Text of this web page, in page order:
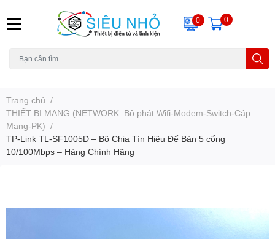
0 0
Trang chủ /
THIẾT BỊ MẠNG (NETWORK: Bộ phát Wifi-Modem-Switch-Cáp
Mạng-PK) /
TP-Link TL-SF1005D – Bộ Chia Tín Hiệu Để Bàn 5 cổng
10/100Mbps – Hàng Chính Hãng